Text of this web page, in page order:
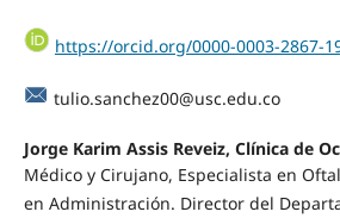
https://orcid.org/0000-0003-2867-
tulio.sanchez00@usc.edu.co
Jorge Karim Assis Reveiz, Clínica de
Médico y Cirujano, Especialista en
en Administración. Director del